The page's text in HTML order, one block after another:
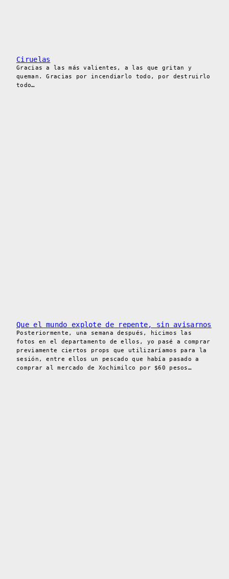
Ciruelas
Gracias a las más valientes, a las que gritan y
queman. Gracias por incendiarlo todo, por destruirlo
todo…
Que el mundo explote de repente, sin avisarnos
Posteriormente, una semana después, hicimos las
fotos en el departamento de ellos, yo pasé a comprar
previamente ciertos props que utilizaríamos para la
sesión, entre ellos un pescado que había pasado a
comprar al mercado de Xochimilco por $60 pesos…